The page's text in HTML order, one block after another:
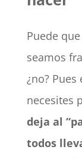
Puede
seamos
¿no?
necesites
deja al
todos